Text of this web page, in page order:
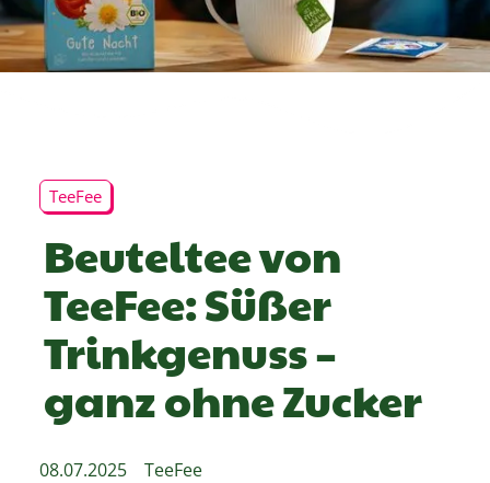
TeeFee
Beuteltee von
TeeFee: Süßer
Trinkgenuss –
ganz ohne Zucker
08.07.2025 TeeFee